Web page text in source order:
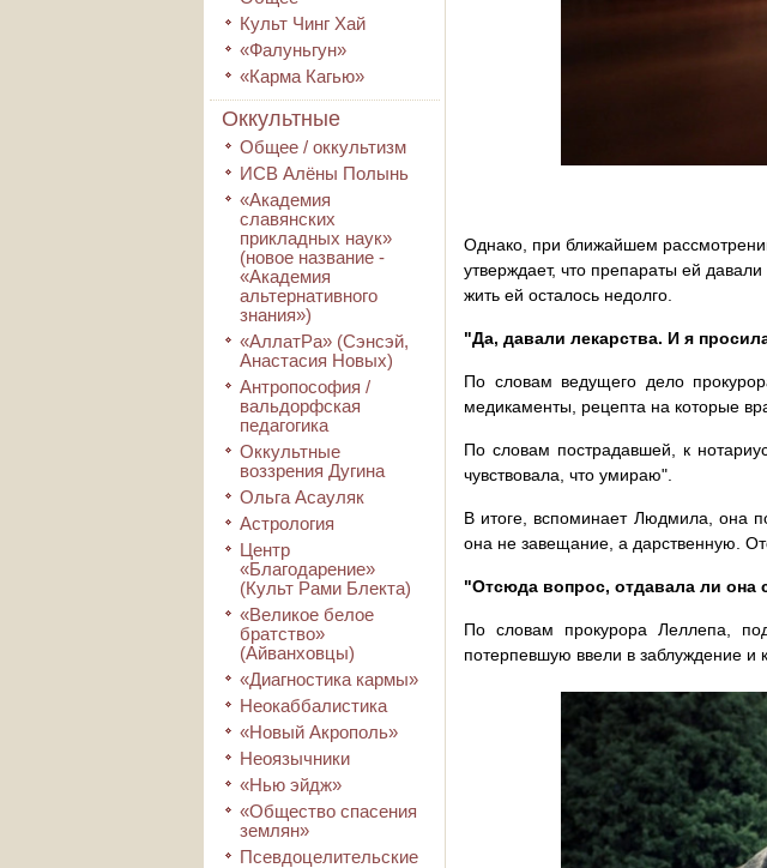
Культ Чинг Хай
«Фалуньгун»
«Карма Кагью»
Оккультные
Общее / оккультизм
ИСВ Алёны Полынь
«Академия
славянских
прикладных наук»
(новое название -
«Академия
альтернативного
знания»)
«АллатРа» (Сэнсэй,
Анастасия Новых)
Антропософия /
вальдорфская
педагогика
Оккультные
воззрения Дугина
Ольга Асауляк
Астрология
Центр
«Благодарение»
(Культ Рами Блекта)
«Великое белое
братство»
(Айванховцы)
«Диагностика кармы»
Неокаббалистика
«Новый Акрополь»
Неоязычники
«Нью эйдж»
«Общество спасения
землян»
Псевдоцелительские
Однако, при ближайшем
утверждает, что препараты ей
жить ей осталось недолго.
"Да, давали лекарства. И я
По словам ведущего дело
медикаменты, рецепта на которые
По словам пострадавшей, к
чувствовала, что умираю".
В итоге, вспоминает Людмила, она
она не завещание, а дарственную.
"Отсюда вопрос, отдавала ли она
По словам прокурора Леллепа,
потерпевшую ввели в заблуждение и